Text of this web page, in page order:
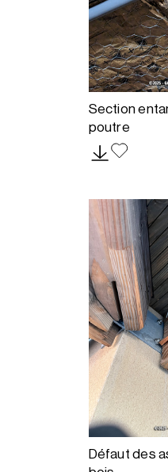
Section
poutre
Défaut des